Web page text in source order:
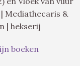
Mediathecaris &
| hekserij
boeken